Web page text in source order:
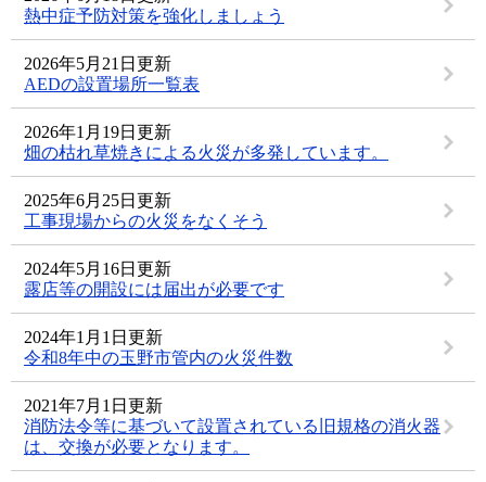
熱中症予防対策を強化しましょう
2026年5月21日更新
AEDの設置場所一覧表
2026年1月19日更新
畑の枯れ草焼きによる火災が多発しています。
2025年6月25日更新
工事現場からの火災をなくそう
2024年5月16日更新
露店等の開設には届出が必要です
2024年1月1日更新
令和8年中の玉野市管内の火災件数
2021年7月1日更新
消防法令等に基づいて設置されている旧規格の消火器
は、交換が必要となります。